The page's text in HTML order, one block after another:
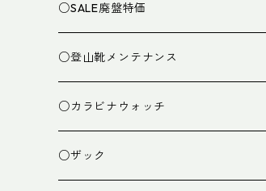
○SALE廃盤特価
○登山靴メンテナンス
○カラビナウォッチ
○ザック